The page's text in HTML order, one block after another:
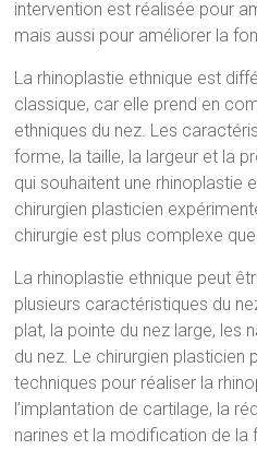
intervention est réalisée pour
mais aussi pour améliorer la
La rhinoplastie ethnique est
classique, car elle prend en
ethniques du nez. Les
forme, la taille, la largeur et la
qui souhaitent une rhinoplastie
chirurgien plasticien
chirurgie est plus complexe
La rhinoplastie ethnique peut
plusieurs caractéristiques du
plat, la pointe du nez large, les
du nez. Le chirurgien plasticien
techniques pour réaliser la
l’implantation de cartilage, la
narines et la modification de la